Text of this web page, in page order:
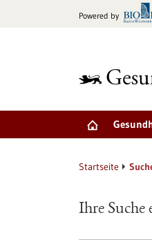
Powered by
Startseite
Ihre Suche